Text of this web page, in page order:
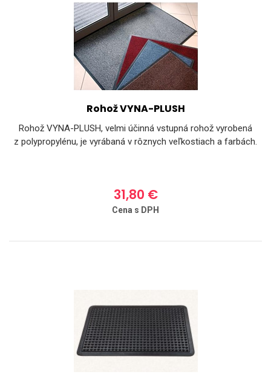
Rohož VYNA-PLUSH
Rohož VYNA-PLUSH, velmi účinná vstupná rohož vyrobená
z polypropylénu, je vyrábaná v rôznych veľkostiach a farbách.
31,80 €
Cena s DPH